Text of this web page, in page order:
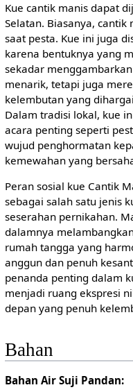
Kue cantik manis dapat
Selatan. Biasanya,
saat pesta. Kue ini juga
karena bentuknya yang
sekadar
menarik, tetapi juga
kelembutan yang
Dalam tradisi lokal, kue
acara penting seperti
wujud penghormatan
kemewahan yang
Peran sosial kue Cantik
sebagai salah satu jenis
seserahan pernikahan.
dalamnya
rumah tangga yang
anggun dan penuh
penanda penting dalam
menjadi ruang ekspresi
depan yang penuh
Bahan
Bahan Air Suji Pandan: